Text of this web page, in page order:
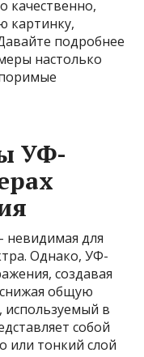
качественно,
картинку,
подробнее
настолько
УФ-
невидимая для
Однако, УФ-
создавая
снижая общую
используемый в
собой
или тонкий слой